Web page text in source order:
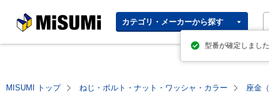
MISUMI | Your Time, Our
Priority
カテゴリ・メーカーから探す
MISUMI トップ ねじ・ボルト・ナット・ワッシャ・カラー 座金
型番が確定しました